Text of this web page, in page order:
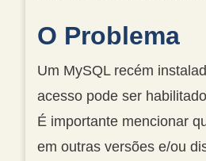
O Problema
Um MySQL recém
acesso pode ser
É importante mencionar
em outras versões e/ou